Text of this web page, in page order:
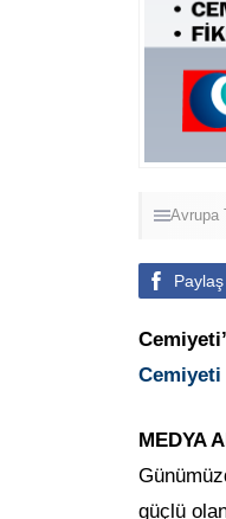
Avrupa
Paylaş
Cemiyeti
MEDYA
güçlü